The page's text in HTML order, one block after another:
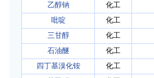
乙醇钠
化工
吡啶
化工
三甘醇
化工
石油醚
化工
四丁基溴化铵
化工